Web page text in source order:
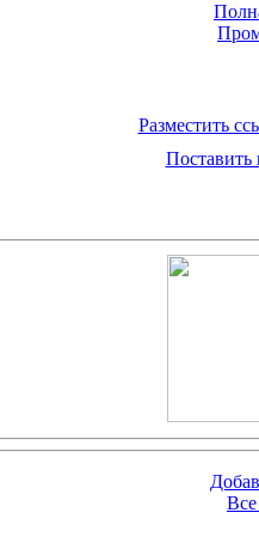
Разместить
Поставить